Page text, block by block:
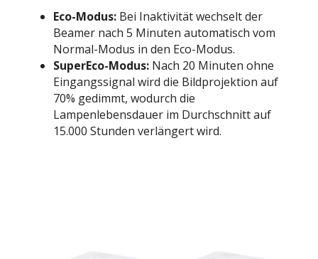
Eco-Modus: Bei Inaktivität wechselt der
Beamer nach 5 Minuten automatisch vom
Normal-Modus in den Eco-Modus.
SuperEco-Modus: Nach 20 Minuten ohne
Eingangssignal wird die Bildprojektion auf
70% gedimmt, wodurch die
Lampenlebensdauer im Durchschnitt auf
15.000 Stunden verlängert wird.